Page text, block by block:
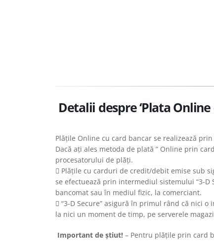
Detalii despre ‘Plata Online
Plățile Online cu card bancar se realizează
Dacă ați ales metoda de plată ” Online prin
procesatorului de plăți.
Plățile cu carduri de credit/debit emise sub
se efectuează prin intermediul sistemului “3-
bancomat sau în mediul fizic, la comerciant.
“3-D Secure” asigură în primul rând că nici
la nici un moment de timp, pe serverele
Important de știut! – Pentru plățile prin card